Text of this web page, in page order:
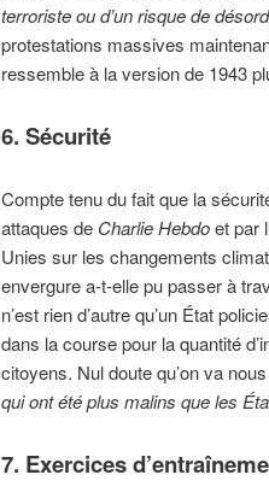
terroriste ou d’un risque de
protestations massives
ressemble à la version de 1943
6. Sécurité
Compte tenu du fait que la
attaques de Charlie Hebdoet par
Unies sur les changements
envergure a-t-elle pu passer à
n’est rien d’autre qu’un État
dans la course pour la quantité
citoyens. Nul doute qu’on va
qui ont été plus malins que les
7. Exercices